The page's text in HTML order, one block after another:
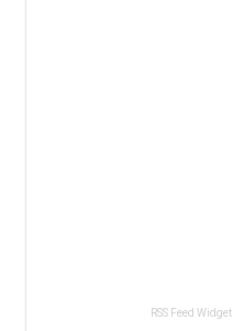
RSS Feed Widget